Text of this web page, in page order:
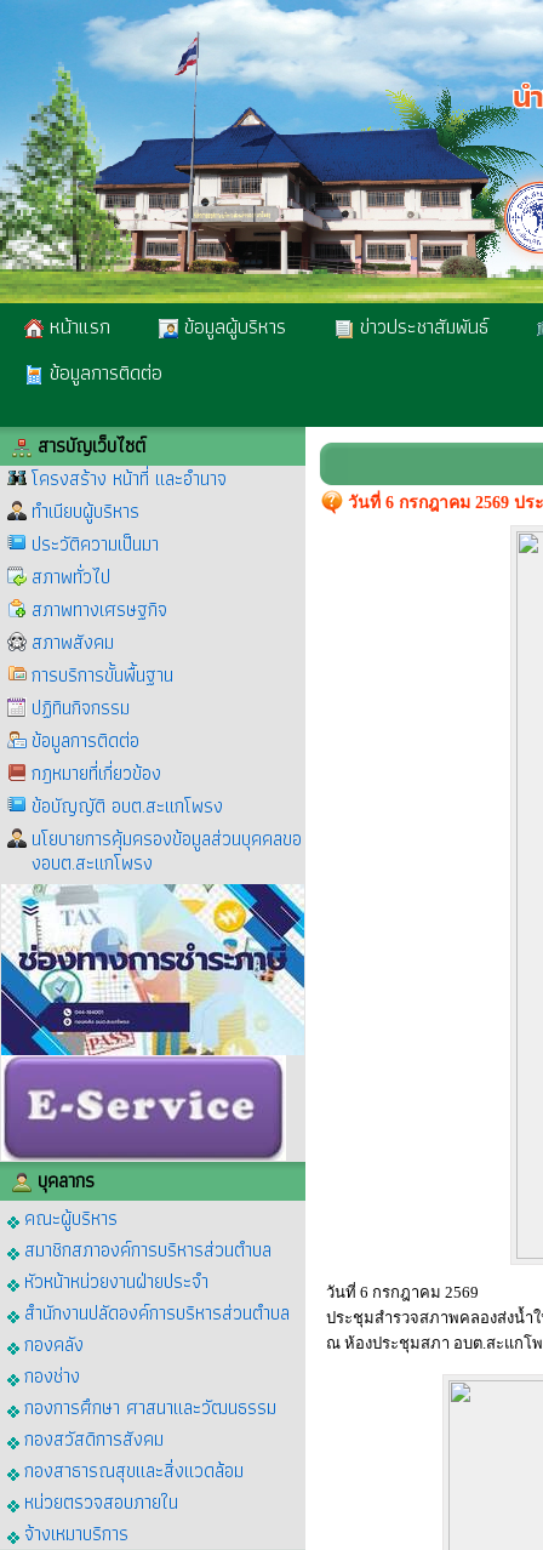
หน้าแรก ข้อมูลผู้บริหาร
ข่าวประชาสัมพันธ์
ข้อมูลการติดต่อ
สารบัญเว็บไซต์
โครงสร้าง หน้าที่ และอำนาจ
ทำเนียบผู้บริหาร
ประวัติความเป็นมา
สภาพทั่วไป
สภาพทางเศรษฐกิจ
สภาพสังคม
การบริการขั้นพื้นฐาน
ปฏิทินกิจกรรม
ข้อมูลการติดต่อ
กฎหมายที่เกี่ยวข้อง
ข้อบัญญัติ อบต.สะแกโพรง
นโยบายการคุ้มครองข้อมูลส่วนบุคคลขอ
งอบต.สะแกโพรง
บุคลากร
คณะผู้บริหาร
สมาชิกสภาองค์การบริหารส่วนตำบล
หัวหน้าหน่วยงานฝ่ายประจำ
สำนักงานปลัดองค์การบริหารส่วนตำบล
กองคลัง
กองช่าง
กองการศึกษา ศาสนาและวัฒนธรรม
กองสวัสดิการสังคม
กองสาธารณสุขและสิ่งแวดล้อม
หน่วยตรวจสอบภายใน
จ้างเหมาบริการ
วันที่ 6 กรกฎาคม 2569 ป
วันที่ 6 กรกฎาคม 2569
ประชุมสำรวจสภาพคลองส่งน้ำ
ณ ห้องประชุมสภา อบต.สะแกโพ